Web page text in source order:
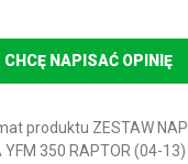
CHCĘ NAPISAĆ OPINIĘ
produktu ZESTAW
350 RAPTOR (04-